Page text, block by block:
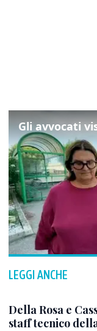
LEGGI ANCHE
Della Rosa e
staff tecnico